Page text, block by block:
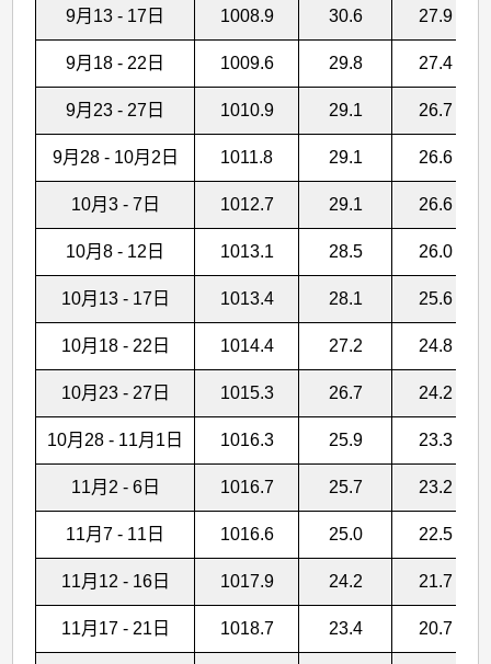
9月13 - 17日 1008.9 30.6 27.9
9月18 - 22日 1009.6 29.8 27.4
9月23 - 27日 1010.9 29.1 26.7
9月28 - 10月2日 1011.8 29.1 26.6
10月3 - 7日 1012.7 29.1 26.6
10月8 - 12日 1013.1 28.5 26.0
10月13 - 17日 1013.4 28.1 25.6
10月18 - 22日 1014.4 27.2 24.8
10月23 - 27日 1015.3 26.7 24.2
10月28 - 11月1日 1016.3 25.9 23.3
11月2 - 6日 1016.7 25.7 23.2
11月7 - 11日 1016.6 25.0 22.5
11月12 - 16日 1017.9 24.2 21.7
11月17 - 21日 1018.7 23.4 20.7